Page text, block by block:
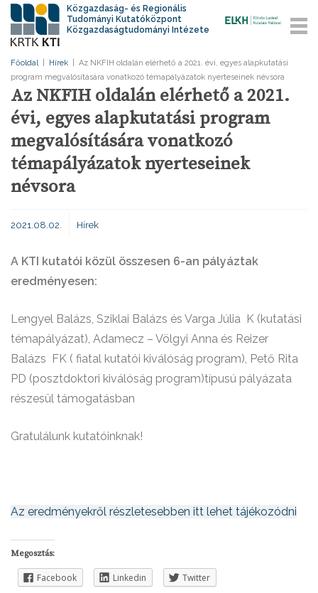
Közgazdaság- és Regionális
Tudományi Kutatóközpont
Közgazdaságtudományi Intézete
Főoldal Hírek
Az NKFIH oldalán elérhető a 2021. évi, egyes alapkutatási
program megvalósítására vonatkozó témapályázatok nyerteseinek névsora
Az NKFIH oldalán elérhető a 2021.
évi, egyes alapkutatási program
megvalósítására vonatkozó
témapályázatok nyerteseinek
névsora
2021.08.02. Hírek
A KTI kutatói közül összesen 6-an pályáztak
eredményesen:
Lengyel Balázs, Sziklai Balázs és Varga Júlia K (kutatási
témapályázat), Adamecz – Völgyi Anna és Reizer
Balázs FK ( fiatal kutatói kiválóság program), Pető Rita
PD (posztdoktori kiválóság program)típusú pályázata
részesül támogatásban
Gratulálunk kutatóinknak!
Az eredményekről részletesebben itt lehet tájékozódni
Megosztás:
Facebook Linkedin Twitter